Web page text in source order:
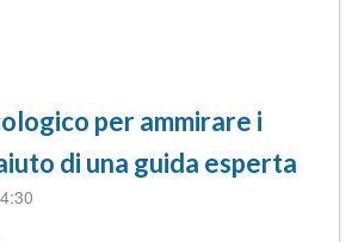
per ammirare i
di una guida esperta